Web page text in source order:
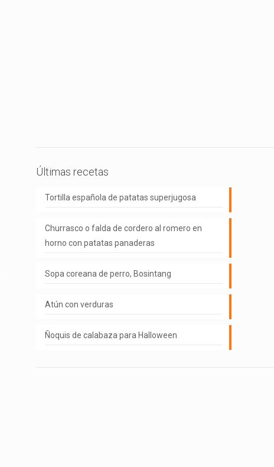
Últimas recetas
Tortilla española de patatas superjugosa
Churrasco o falda de cordero al romero en
horno con patatas panaderas
Sopa coreana de perro, Bosintang
Atún con verduras
Ñoquis de calabaza para Halloween